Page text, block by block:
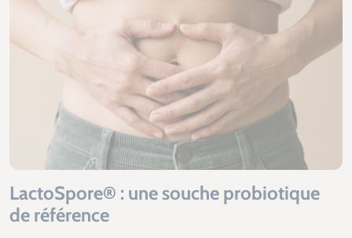
LactoSpore® : une souche probiotique
de référence